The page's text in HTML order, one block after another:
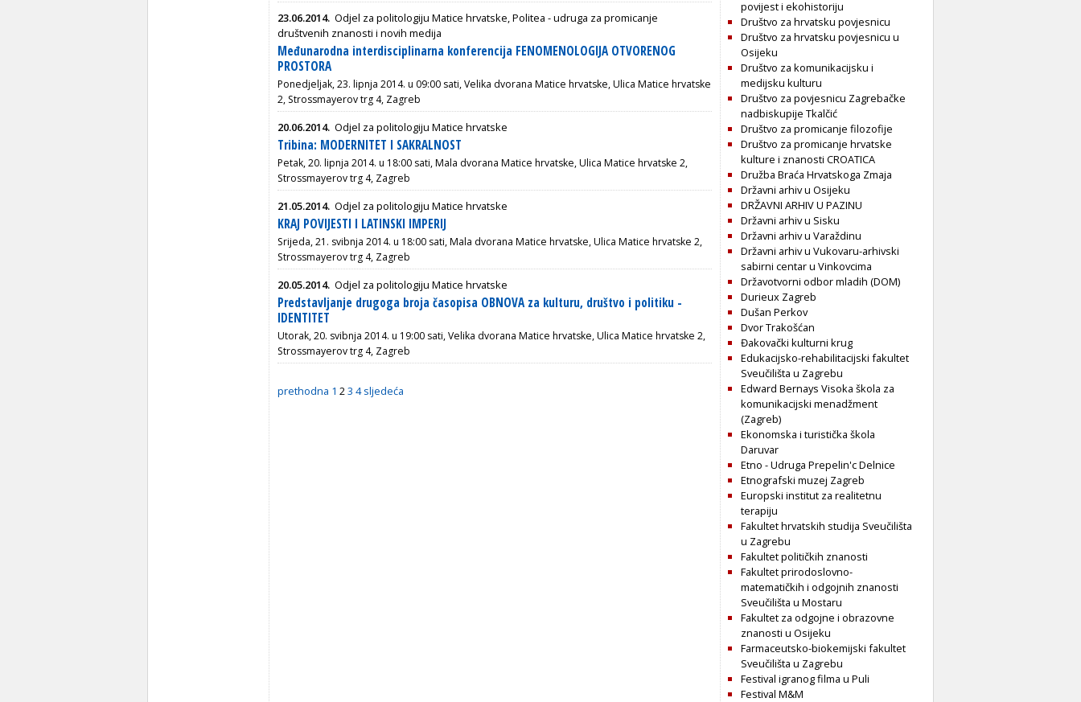
23.06.2014. Odjel za politologiju Matice hrvatske, Politea - udruga za promicanje
društvenih znanosti i novih medija
Međunarodna interdisciplinarna konferencija FENOMENOLOGIJA OTVORENOG
PROSTORA
Ponedjeljak, 23. lipnja 2014. u 09:00 sati, Velika dvorana Matice hrvatske, Ulica Matice hrvatske
2, Strossmayerov trg 4, Zagreb
20.06.2014. Odjel za politologiju Matice hrvatske
Tribina: MODERNITET I SAKRALNOST
Petak, 20. lipnja 2014. u 18:00 sati, Mala dvorana Matice hrvatske, Ulica Matice hrvatske 2,
Strossmayerov trg 4, Zagreb
21.05.2014. Odjel za politologiju Matice hrvatske
KRAJ POVIJESTI I LATINSKI IMPERIJ
Srijeda, 21. svibnja 2014. u 18:00 sati, Mala dvorana Matice hrvatske, Ulica Matice hrvatske 2,
Strossmayerov trg 4, Zagreb
20.05.2014. Odjel za politologiju Matice hrvatske
Predstavljanje drugoga broja časopisa OBNOVA za kulturu, društvo i politiku -
IDENTITET
Utorak, 20. svibnja 2014. u 19:00 sati, Velika dvorana Matice hrvatske, Ulica Matice hrvatske 2,
Strossmayerov trg 4, Zagreb
prethodna 1 23 4 sljedeća
povijest i ekohistoriju
Društvo za hrvatsku povjesnicu
Društvo za hrvatsku povjesnicu u
Osijeku
Društvo za komunikacijsku i
medijsku kulturu
Društvo za povjesnicu Zagrebačke
nadbiskupije Tkalčić
Društvo za promicanje filozofije
Društvo za promicanje hrvatske
kulture i znanosti CROATICA
Družba Braća Hrvatskoga Zmaja
Državni arhiv u Osijeku
DRŽAVNI ARHIV U PAZINU
Državni arhiv u Sisku
Državni arhiv u Varaždinu
Državni arhiv u Vukovaru-arhivski
sabirni centar u Vinkovcima
Državotvorni odbor mladih (DOM)
Durieux Zagreb
Dušan Perkov
Dvor Trakošćan
Đakovački kulturni krug
Edukacijsko-rehabilitacijski fakultet
Sveučilišta u Zagrebu
Edward Bernays Visoka škola za
komunikacijski menadžment
(Zagreb)
Ekonomska i turistička škola
Daruvar
Etno - Udruga Prepelin'c Delnice
Etnografski muzej Zagreb
Europski institut za realitetnu
terapiju
Fakultet hrvatskih studija Sveučilišta
u Zagrebu
Fakultet političkih znanosti
Fakultet prirodoslovno-
matematičkih i odgojnih znanosti
Sveučilišta u Mostaru
Fakultet za odgojne i obrazovne
znanosti u Osijeku
Farmaceutsko-biokemijski fakultet
Sveučilišta u Zagrebu
Festival igranog filma u Puli
Festival M&M